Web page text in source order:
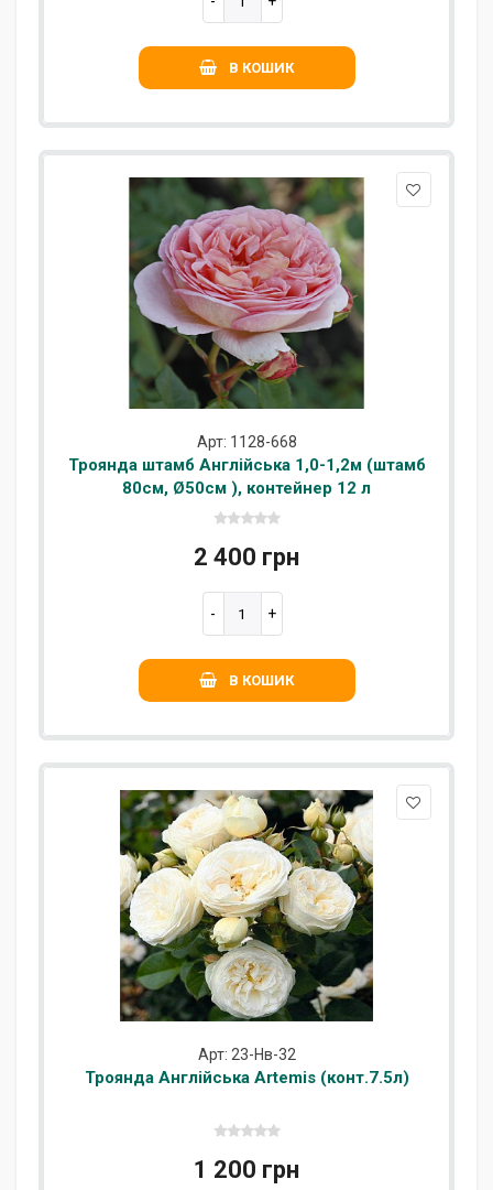
В КОШИК
Арт: 1128-668
Троянда штамб Англійська 1,0-1,2м (штамб
80см, Ø50см ), контейнер 12 л
2 400 грн
В КОШИК
Арт: 23-Нв-32
Троянда Англійська Artemis (конт.7.5л)
1 200 грн